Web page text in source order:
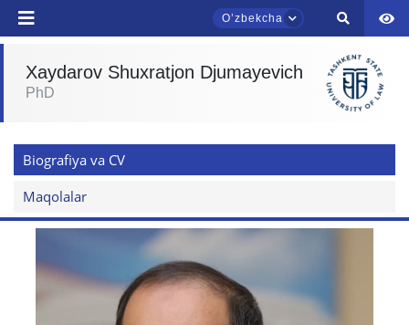
Oʼzbekcha
Xaydarov Shuxratjon Djumayevich
PhD
Biografiya va CV
Maqolalar
Assalomu alaykum! TDYU qabul murojaatlari
chatiga xush kelibsiz.
Qabul bo'yicha murojaatlaringizni ushbu
Mavzuni tanlang — keyin shu mavzudagi aniq
savollar chiqadi: